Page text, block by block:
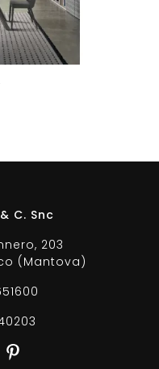
C. Snc
203
(Mantova)